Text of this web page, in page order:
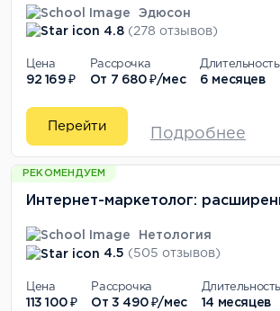
Эдюсон
4.8 (278 отзывов)
Цена
92 169 ₽
Рассрочка
От 7 680 ₽/мес
Длительность
6 месяцев
Перейти
Подробнее
РЕКОМЕНДУЕМ
Интернет-маркетолог:
Нетология
4.5 (505 отзывов)
Цена
113 100 ₽
Рассрочка
От 3 490 ₽/мес
Длительность
14 месяцев